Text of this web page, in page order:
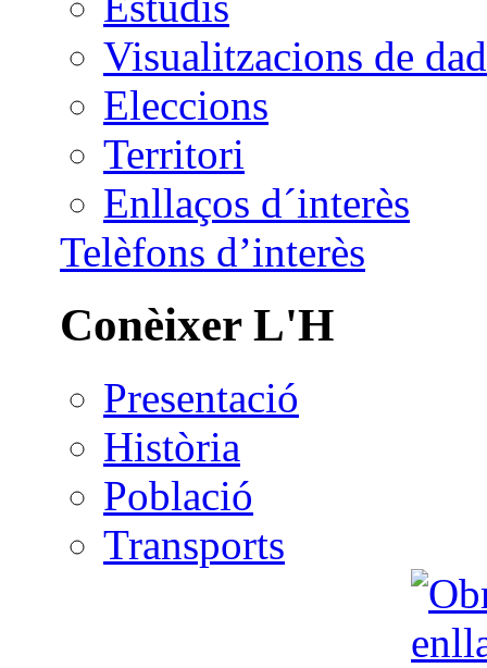
Visualitzacions de
Eleccions
Territori
Enllaços d´interès
Telèfons d’interès
Conèixer L'H
Presentació
Història
Població
Transports